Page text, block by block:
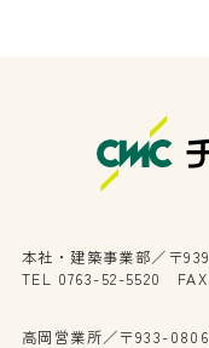
本社・建築事業部／〒
TEL 0763-52-5520
高岡営業所／〒933-